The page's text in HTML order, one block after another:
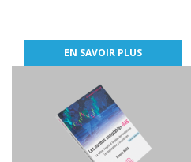
EN SAVOIR PLUS